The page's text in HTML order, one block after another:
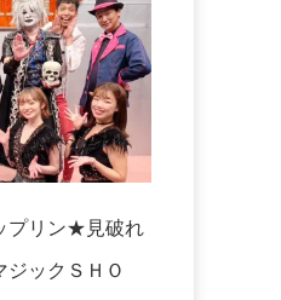
プリン★見破れ
ジックＳＨＯ